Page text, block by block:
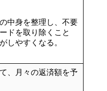
中身を整理し、 不要
ドを取り除く こと
しやすくなる。
、月々の返済額を予